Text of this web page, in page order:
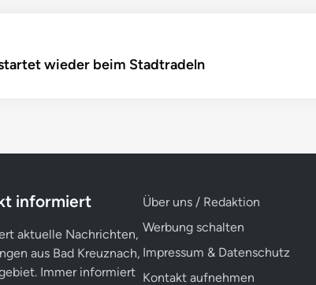
wieder beim Stadtradeln
informiert
aktuelle Nachrichten,
aus Bad Kreuznach,
Immer informiert
Über uns / Redaktion
Werbung schalten
Impressum & Datenschutz
Kontakt aufnehmen